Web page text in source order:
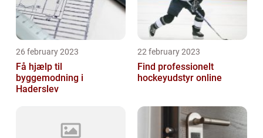
26 february 2023
Få hjælp til
byggemodning i
Haderslev
22 february 2023
Find professionelt
hockeyudstyr online